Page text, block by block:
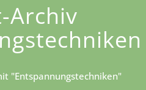
Archiv
"Entspannungstechniken"